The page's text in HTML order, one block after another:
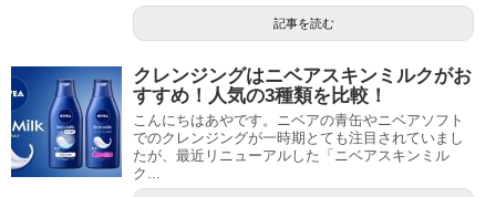
記事を読む
クレンジングはニベアスキンミルクがお
すすめ！人気の3種類を比較！
こんにちはあやです。ニベアの青缶やニベアソフト
でのクレンジングが一時期とても注目されていまし
たが、最近リニューアルした「ニベアスキンミル
ク...